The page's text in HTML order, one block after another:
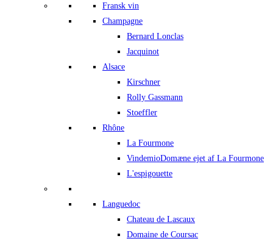
Fransk vin
Champagne
Bernard Lonclas
Jacquinot
Alsace
Kirschner
Rolly Gassmann
Stoeffler
Rhône
La Fourmone
VindemioDomæne ejet af La Fourmone
L'espigouette
Languedoc
Chateau de Lascaux
Domaine de Coursac